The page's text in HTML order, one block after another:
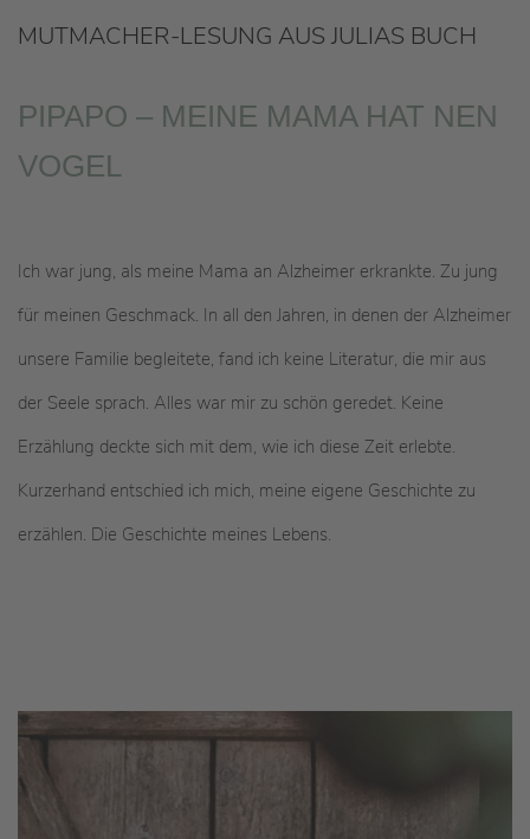
MUTMACHER-LESUNG AUS JULIAS BUCH
PIPAPO – MEINE MAMA HAT NEN
VOGEL
Ich war jung, als meine Mama an Alzheimer erkrankte. Zu jung
für meinen Geschmack. In all den Jahren, in denen der Alzheimer
unsere Familie begleitete, fand ich keine Literatur, die mir aus
der Seele sprach. Alles war mir zu schön geredet. Keine
Erzählung deckte sich mit dem, wie ich diese Zeit erlebte.
Kurzerhand entschied ich mich, meine eigene Geschichte zu
erzählen. Die Geschichte meines Lebens.